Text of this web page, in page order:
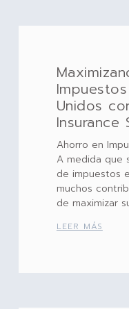
Unidos
Insurance
Ahorro en
A medida que
de impuestos
muchos
de maximizar
LEER MÁS